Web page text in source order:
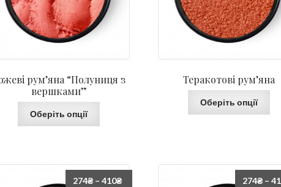
рум’яна “Полуниця з
вершками”
Оберіть опції
Теракотові рум’яна
Оберіть опції
274₴– 410₴ 274₴ –